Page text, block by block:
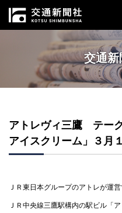
交通
アトレヴィ三鷹 テー
アイスクリーム」３月
ＪＲ東日本グループのアトレが運営
ＪＲ中央線三鷹駅構内の駅ビル「